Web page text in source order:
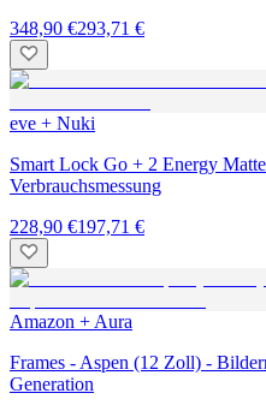
348,90 €293,71 €
eve + Nuki
Smart Lock Go + 2 Energy
Verbrauchsmessung
228,90 €197,71 €
Amazon + Aura
Frames - Aspen (12 Zoll) -
Generation